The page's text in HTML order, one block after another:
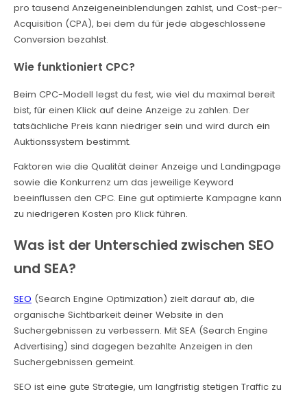
pro tausend Anzeigeneinblendungen zahlst, und Cost-per-
Acquisition (CPA), bei dem du für jede abgeschlossene
Conversion bezahlst.
Wie funktioniert CPC?
Beim CPC-Modell legst du fest, wie viel du maximal bereit
bist, für einen Klick auf deine Anzeige zu zahlen. Der
tatsächliche Preis kann niedriger sein und wird durch ein
Auktionssystem bestimmt.
Faktoren wie die Qualität deiner Anzeige und Landingpage
sowie die Konkurrenz um das jeweilige Keyword
beeinflussen den CPC. Eine gut optimierte Kampagne kann
zu niedrigeren Kosten pro Klick führen.
Was ist der Unterschied zwischen SEO
und SEA?
SEO (Search Engine Optimization) zielt darauf ab, die
organische Sichtbarkeit deiner Website in den
Suchergebnissen zu verbessern. Mit SEA (Search Engine
Advertising) sind dagegen bezahlte Anzeigen in den
Suchergebnissen gemeint.
SEO ist eine gute Strategie, um langfristig stetigen Traffic zu